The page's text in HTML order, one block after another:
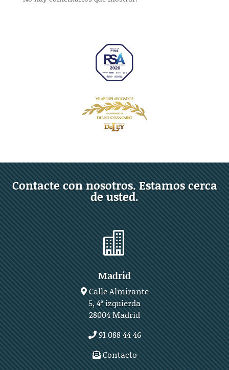
Contacte con nosotros. Estamos cerca
de usted.

Madrid
Calle Almirante
5, 4º izquierda
28004 Madrid
91 088 44 46
Contacto